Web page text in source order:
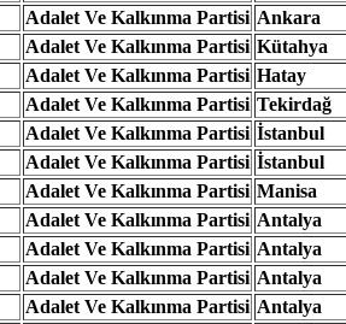
Adalet Ve Kalkınma Partisi Ankara
Adalet Ve Kalkınma Partisi Kütahya
Adalet Ve Kalkınma Partisi Hatay
Adalet Ve Kalkınma Partisi Tekirdağ
Adalet Ve Kalkınma Partisi İstanbul
Adalet Ve Kalkınma Partisi İstanbul
Adalet Ve Kalkınma Partisi Manisa
Adalet Ve Kalkınma Partisi Antalya
Adalet Ve Kalkınma Partisi Antalya
Adalet Ve Kalkınma Partisi Antalya
Adalet Ve Kalkınma Partisi Antalya